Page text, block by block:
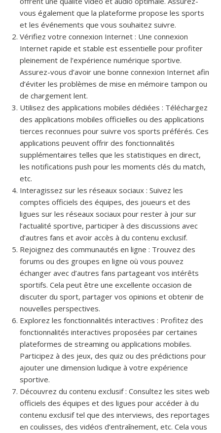
vous également que la plateforme propose les sports
et les événements que vous souhaitez suivre.
Vérifiez votre connexion Internet : Une connexion
Internet rapide et stable est essentielle pour profiter
pleinement de l’expérience numérique sportive.
Assurez-vous d’avoir une bonne connexion Internet afin
d’éviter les problèmes de mise en mémoire tampon ou
de chargement lent.
Utilisez des applications mobiles dédiées : Téléchargez
des applications mobiles officielles ou des applications
tierces reconnues pour suivre vos sports préférés. Ces
applications peuvent offrir des fonctionnalités
supplémentaires telles que les statistiques en direct,
les notifications push pour les moments clés du match,
etc.
Interagissez sur les réseaux sociaux : Suivez les
comptes officiels des équipes, des joueurs et des
ligues sur les réseaux sociaux pour rester à jour sur
l’actualité sportive, participer à des discussions avec
d’autres fans et avoir accès à du contenu exclusif.
Rejoignez des communautés en ligne : Trouvez des
forums ou des groupes en ligne où vous pouvez
échanger avec d’autres fans partageant vos intérêts
sportifs. Cela peut être une excellente occasion de
discuter du sport, partager vos opinions et obtenir de
nouvelles perspectives.
Explorez les fonctionnalités interactives : Profitez des
fonctionnalités interactives proposées par certaines
plateformes de streaming ou applications mobiles.
Participez à des jeux, des quiz ou des prédictions pour
ajouter une dimension ludique à votre expérience
sportive.
Découvrez du contenu exclusif : Consultez les sites web
officiels des équipes et des ligues pour accéder à du
contenu exclusif tel que des interviews, des reportages
en coulisses, des vidéos d’entraînement, etc. Cela vous